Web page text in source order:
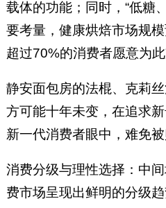
载体的功能；同时，“低糖
要考量，健康烘焙市场规
超过70%的消费者愿意为此
静安面包房的法棍、克莉
方可能十年未变，在追求
新一代消费者眼中，难免被
消费分级与理性选择：中
费市场呈现出鲜明的分级